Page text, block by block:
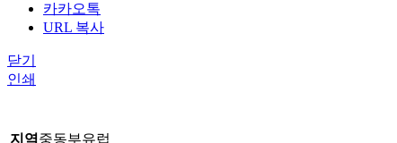
카카오톡
URL 복사
닫기
인쇄
지역중동부유럽